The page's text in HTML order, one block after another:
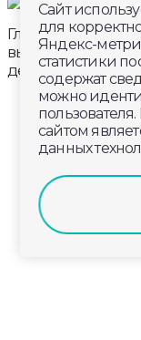
Главные
выпуске
декабря 2025
Сайт
для
Яндекс-
статистики
содержат
можно
сайтом
данных